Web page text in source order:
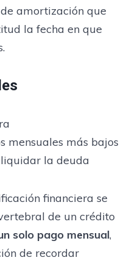
amortización que
la fecha en que
mensuales más bajos
la deuda
financiera se
de un crédito
solo pago mensual,
de recordar